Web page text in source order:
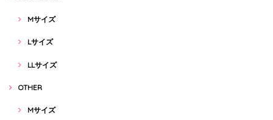
Mサイズ
Lサイズ
LLサイズ
OTHER
Mサイズ